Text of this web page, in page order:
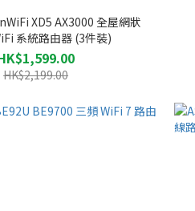
XD5 AX3000 全屋網狀
系統路由器 (3件裝)
HK$2,199.00